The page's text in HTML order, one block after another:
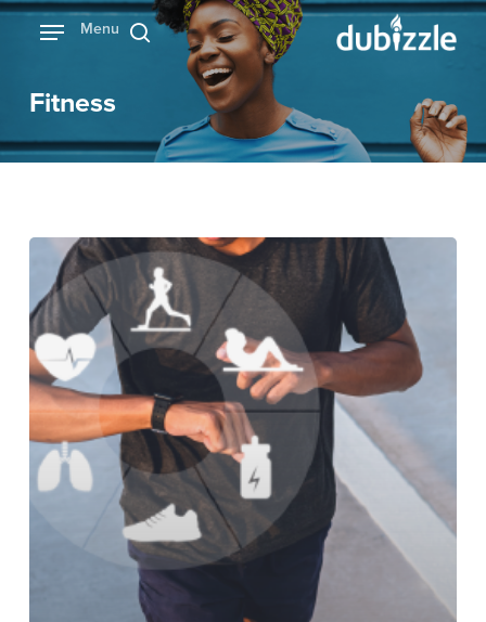
Skip
content
بحث
Menu
Fitness